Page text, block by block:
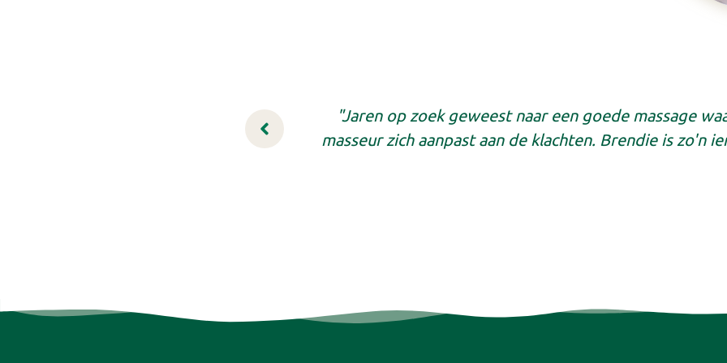
"Jaren op zoek geweest naar een goede massage
masseur zich aanpast aan de klachten. Brendie is zo'n